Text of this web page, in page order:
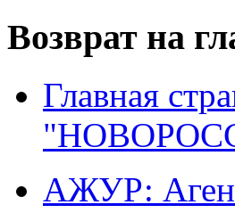
Возврат на
Главная
АЖУР: